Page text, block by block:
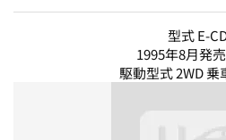
型式 E-
1995年8月発
駆動型式 2WD 乗